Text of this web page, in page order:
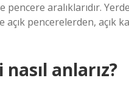
aralıklarıdır.
pencerelerden, açık
anlarız?